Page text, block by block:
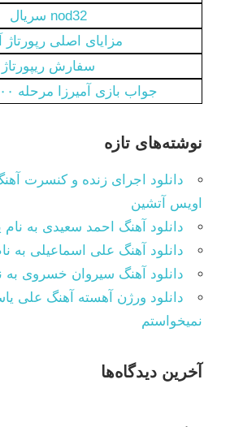
nod32 سریال
مزایای اصلی رپورتاژ
سفارش ریپورتاژ
جواب بازی آمیرزا مرحله ۱۰۰۰ تا ۱۲۰۰
نوشته‌های تازه
دانلود اجرای زنده و کنسرت
اویس آتشین
دانلود آهنگ احمد سعیدی به
دانلود آهنگ علی اسماعیلی به
دانلود آهنگ سیروان خسروی به
دانلود ورژن آهسته آهنگ علی
نمیخواستم
آخرین دیدگاه‌ها